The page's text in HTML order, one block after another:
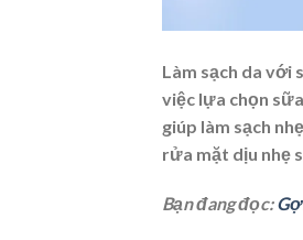
Làm sạch da với
việc lựa chọn
giúp làm sạch
rửa mặt dịu nhẹ
Bạn đang đọc: